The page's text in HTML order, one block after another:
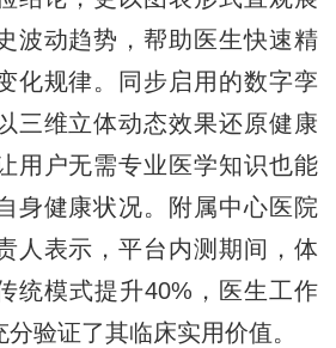
波动趋势，帮助医生快速精
化规律。同步启用的数字孪
三维立体动态效果还原健康
用户无需专业医学知识也能
身健康状况。附属中心医院
人表示，平台内测期间，体
统模式提升40%，医生工作
验证了其临床实用价值。